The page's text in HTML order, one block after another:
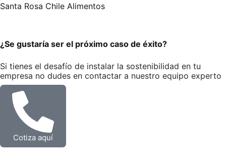
Santa Rosa Chile Alimentos
¿Se gustaría ser el próximo caso de éxito?
Si tienes el desafío de instalar la sostenibilidad en tu
empresa no dudes en contactar a nuestro equipo experto
Cotiza aquí